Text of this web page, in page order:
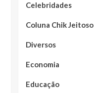
Celebridades
Coluna Chik Jeitoso
Diversos
Economia
Educação